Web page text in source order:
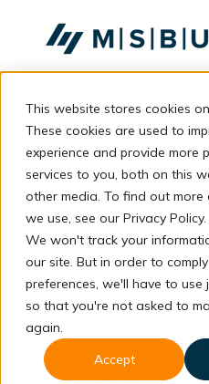
This website stores cookies
These cookies are used to
experience and provide more
services to you, both on this
other media. To find out more
we use, see our Privacy Policy.
We won't track your
our site. But in order to
preferences, we'll have to use
so that you're not asked to
again.
Accept
Layanan Toggle
children
Layanan
Komunitas
Tentang
Resources Toggle
children
Resources
Konsultasi
back